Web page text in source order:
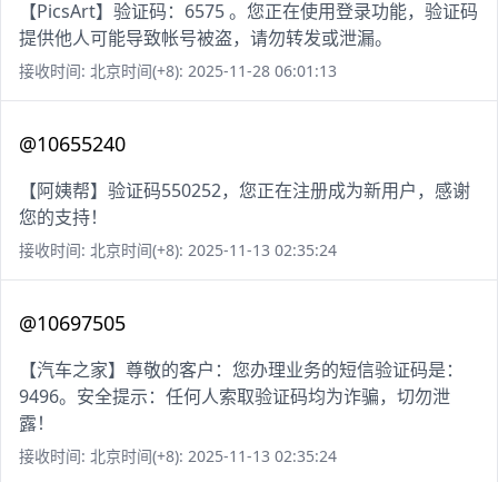
【PicsArt】验证码：6575 。您正在使用登录功能，验证码
提供他人可能导致帐号被盗，请勿转发或泄漏。
接收时间: 北京时间(+8): 2025-11-28 06:01:13
@10655240
【阿姨帮】验证码550252，您正在注册成为新用户，感谢
您的支持！
接收时间: 北京时间(+8): 2025-11-13 02:35:24
@10697505
【汽车之家】尊敬的客户：您办理业务的短信验证码是：
9496。安全提示：任何人索取验证码均为诈骗，切勿泄
露！
接收时间: 北京时间(+8): 2025-11-13 02:35:24